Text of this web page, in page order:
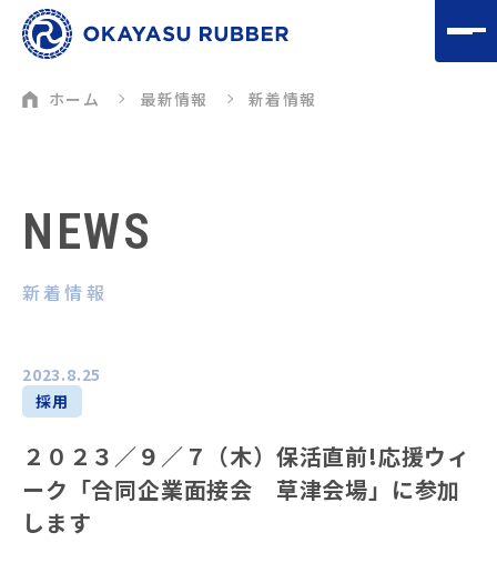
ホーム 最新情報 新着情報
NEWS
新着情報
2023.8.25
採用
２０２３／９／７（木）保活直前!応援ウィ
ーク「合同企業面接会 草津会場」に参加
します